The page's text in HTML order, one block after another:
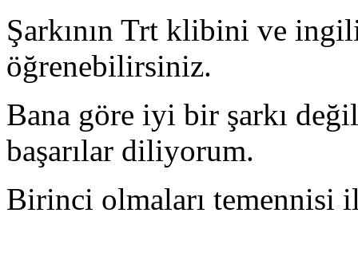
Şarkının Trt klibini ve
öğrenebilirsiniz.
Bana göre iyi bir şarkı
başarılar diliyorum.
Birinci olmaları temennisi